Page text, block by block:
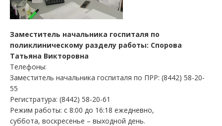
Заместитель начальника госпиталя по
поликлиническому разделу работы: Спорова
Татьяна Викторовна
Телефоны:
Заместитель начальника госпиталя по ПРР: (8442) 58-20-
55
Регистратура: (8442) 58-20-61
Режим работы: c 8:00 до 16:18 ежедневно,
суббота, воскресенье – выходной день.